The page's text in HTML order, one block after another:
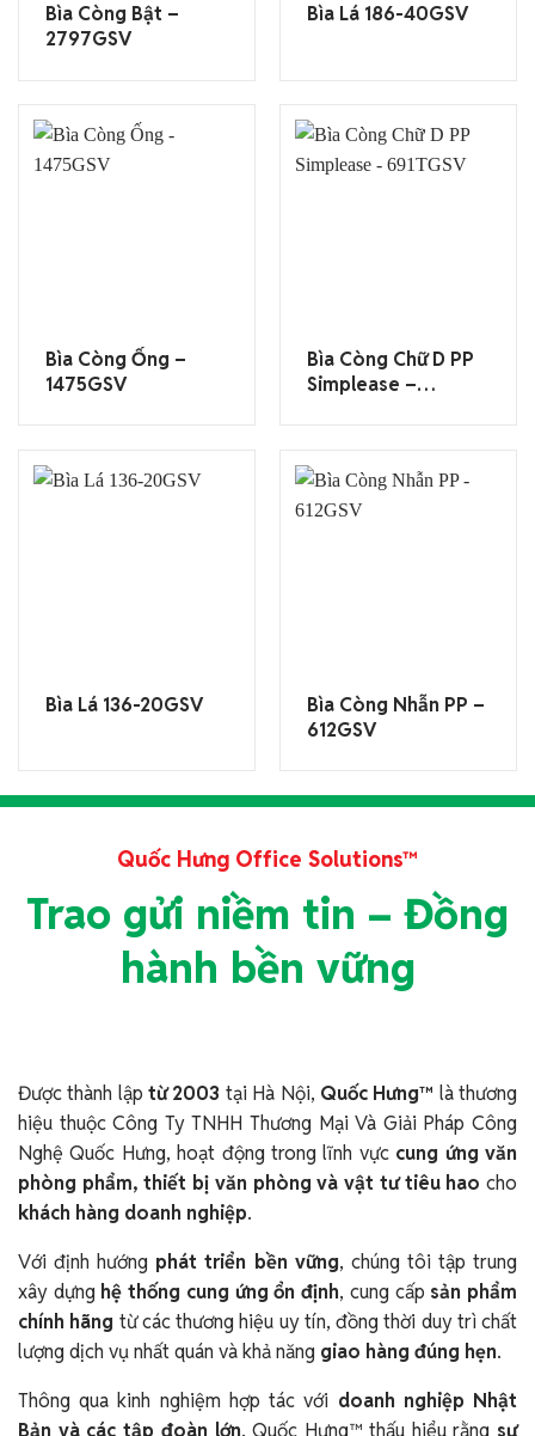
Bìa Còng Bật –
2797GSV
Bìa Lá 186-40GSV
Bìa Còng Ống –
1475GSV
Bìa Còng Chữ D PP
Simplease –
Bìa Lá 136-20GSV
Bìa Còng Nhẫn PP –
612GSV
Quốc Hưng Office Solutions™
Trao gửi niềm tin – Đồng
hành bền vững
Được thành lậptừ 2003 tại Hà Nội, Quốc Hưng™ là thương
hiệu thuộc Công Ty TNHH Thương Mại Và Giải Pháp Công
Nghệ Quốc Hưng, hoạt động trong lĩnh vực cung ứng văn
phòng phẩm, thiết bị văn phòng và vật tư tiêu hao cho
khách hàng doanh nghiệp.
Với định hướng phát triển bền vững, chúng tôi tập trung
xây dựng hệ thống cung ứng ổn định, cung cấp sản phẩm
chính hãng từ các thương hiệu uy tín, đồng thời duy trì chất
lượng dịch vụ nhất quán và khả năng giao hàng đúng hẹn.
Thông qua kinh nghiệm hợp tác với doanh nghiệp Nhật
Bản và các tập đoàn lớn, Quốc Hưng™ thấu hiểu rằng sự